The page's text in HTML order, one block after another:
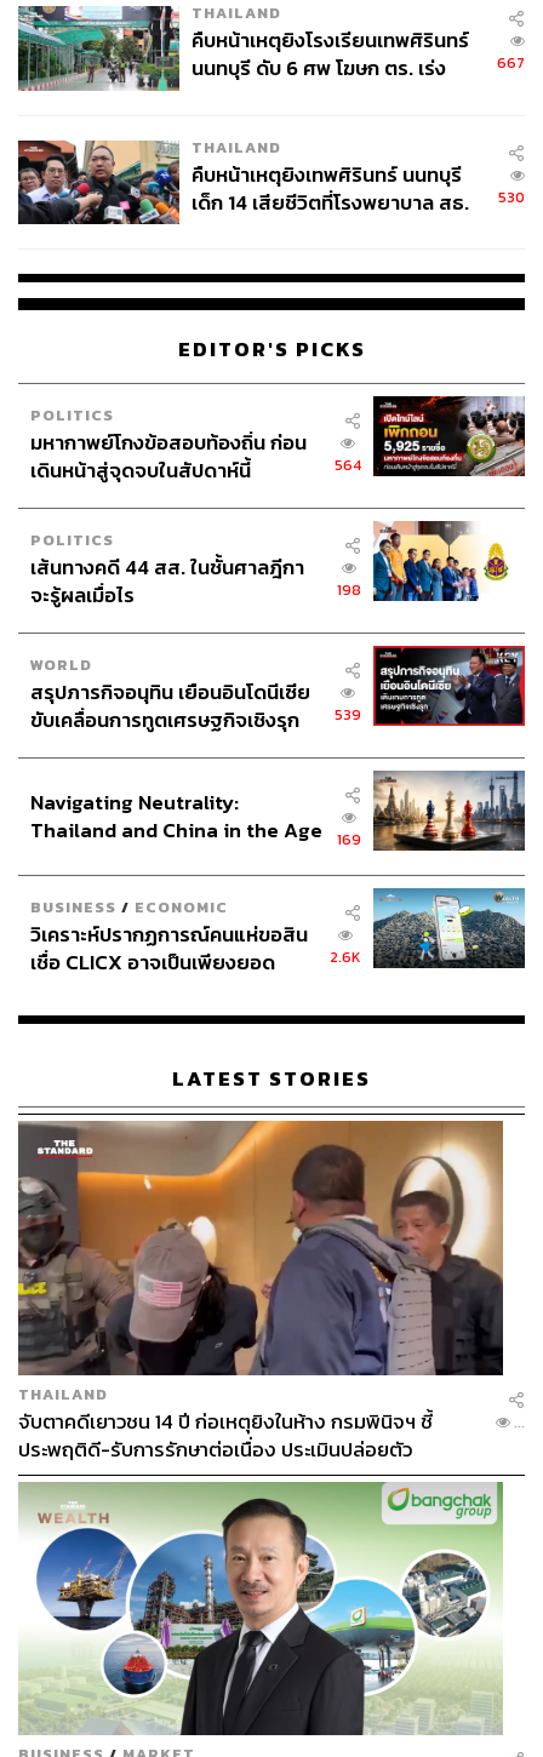
THAILAND
คืบหน้าเหตุยิงโรงเรียนเทพศิรินทร์
นนทบุรี ดับ 6 ศพ โฆษก ตร. เร่ง
667
THAILAND
คืบหน้าเหตุยิงเทพศิรินทร์ นนทบุรี
เด็ก 14 เสียชีวิตที่โรงพยาบาล สธ.
530
EDITOR'S PICKS
POLITICS
มหากาพย์โกงข้อสอบท้องถิ่น ก่อน
เดินหน้าสู่จุดจบในสัปดาห์นี้
564
POLITICS
เส้นทางคดี 44 สส. ในชั้นศาลฎีกา
จะรู้ผลเมื่อไร
198
WORLD
สรุปภารกิจอนุทิน เยือนอินโดนีเซีย
ขับเคลื่อนการทูตเศรษฐกิจเชิงรุก
539
Navigating Neutrality:
Thailand and China in the Age
169
BUSINESS / ECONOMIC
วิเคราะห์ปรากฏการณ์คนแห่ขอสิน
เชื่อ CLICX อาจเป็นเพียงยอด
เรือนไทยที่ถูกซุกไว้
2.6K
LATEST STORIES
THAILAND
จับตาคดีเยาวชน 14 ปี ก่อเหตุยิงในห้าง กรมพินิจฯ ชี้
ประพฤติดี-รับการรักษาต่อเนื่อง ประเมินปล่อยตัว
...